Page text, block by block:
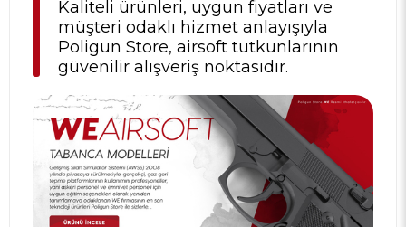
Kaliteli ürünleri, uygun fiyatları ve
müşteri odaklı hizmet anlayışıyla
Poligun Store, airsoft tutkunlarının
güvenilir alışveriş noktasıdır.